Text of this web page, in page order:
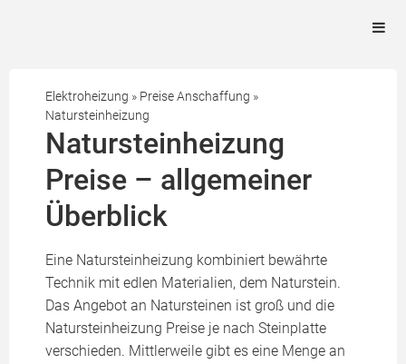
Elektroheizung » Preise Anschaffung »
Natursteinheizung
Natursteinheizung
Preise – allgemeiner
Überblick
Eine Natursteinheizung kombiniert bewährte
Technik mit edlen Materialien, dem Naturstein.
Das Angebot an Natursteinen ist groß und die
Natursteinheizung Preise je nach Steinplatte
verschieden. Mittlerweile gibt es eine Menge an